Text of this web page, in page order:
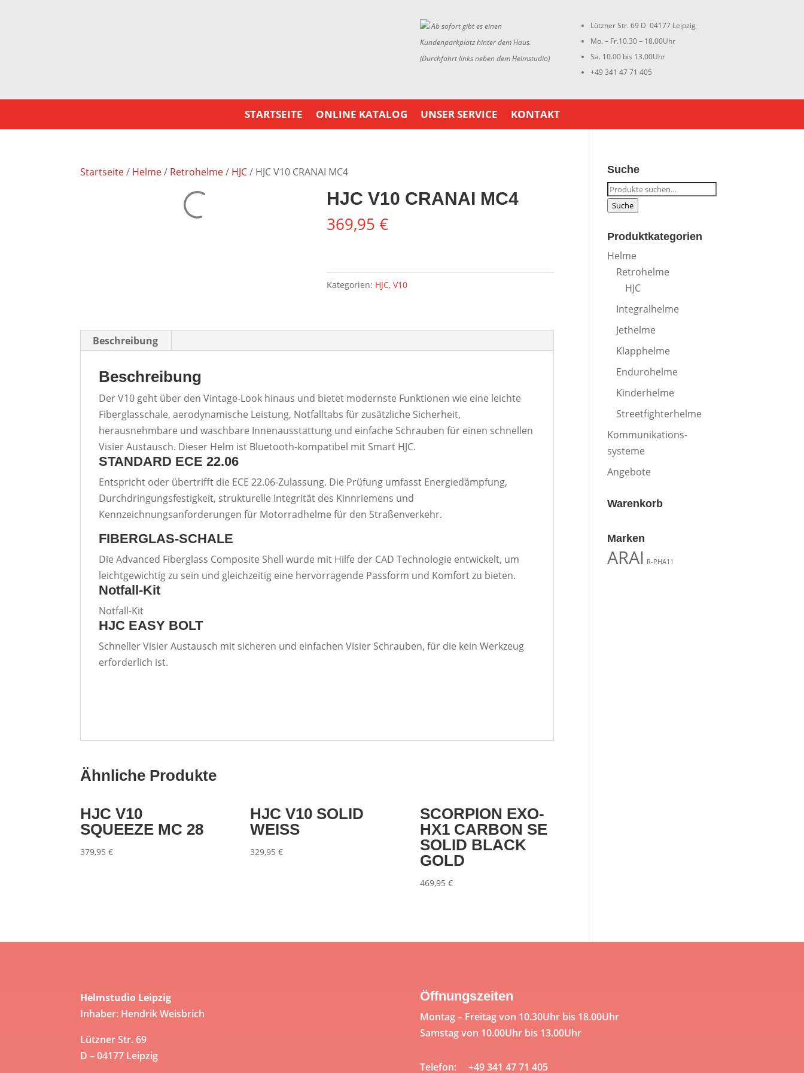
Ab sofort gibt es einen
Kundenparkplatz hinter dem Haus.
(Durchfahrt links neben dem Helmstudio)
Lützner Str. 69 D 04177 Leipzig
Mo. – Fr.10.30 – 18.00Uhr
Sa. 10.00 bis 13.00Uhr
+49 341 47 71 405
STARTSEITE ONLINE KATALOG UNSER SERVICE KONTAKT
Startseite/ Helme/ Retrohelme/ HJC/ HJC V10 CRANAI MC4
HJC V10 CRANAI MC4
369,95€
Kategorien: HJC,V10
Beschreibung
Beschreibung
Der V10 geht über den Vintage-Look hinaus und bietet modernste Funktionen wie eine leichte
Fiberglasschale, aerodynamische Leistung, Notfalltabs für zusätzliche Sicherheit,
herausnehmbare und waschbare Innenausstattung und einfache Schrauben für einen schnellen
Visier Austausch. Dieser Helm ist Bluetooth-kompatibel mit Smart HJC.
STANDARD ECE 22.06
Entspricht oder übertrifft die ECE 22.06-Zulassung. Die Prüfung umfasst Energiedämpfung,
Durchdringungsfestigkeit, strukturelle Integrität des Kinnriemens und
Kennzeichnungsanforderungen für Motorradhelme für den Straßenverkehr.
FIBERGLAS-SCHALE
Die Advanced Fiberglass Composite Shell wurde mit Hilfe der CAD Technologie entwickelt, um
leichtgewichtig zu sein und gleichzeitig eine hervorragende Passform und Komfort zu bieten.
Notfall-Kit
Notfall-Kit
HJC EASY BOLT
Schneller Visier Austausch mit sicheren und einfachen Visier Schrauben, für die kein Werkzeug
erforderlich ist.
Ähnliche Produkte
HJC V10
SQUEEZE MC 28
379,95€
HJC V10 SOLID
WEISS
329,95 €
SCORPION EXO-
HX1 CARBON SE
SOLID BLACK
GOLD
469,95 €
Suche
Suche
nach:
Suche
Produktkategorien
Helme
Retrohelme
HJC
Integralhelme
Jethelme
Klapphelme
Endurohelme
Kinderhelme
Streetfighterhelme
Kommunikations-
systeme
Angebote
Warenkorb
Marken
ARAI R-PHA11
Helmstudio Leipzig
Inhaber: Hendrik Weisbrich
Lützner Str. 69
D – 04177 Leipzig
Öffnungszeiten
Montag – Freitag von 10.30Uhr bis 18.00Uhr
Samstag von 10.00Uhr bis 13.00Uhr
Telefon: +49 341 47 71 405